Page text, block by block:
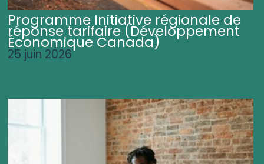
Programme Initiative régionale de
réponse tarifaire (Développement
Économique Canada)
25 juin 2026